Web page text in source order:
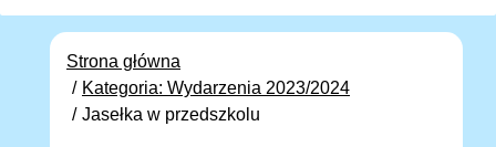
Strona główna
Kategoria: Wydarzenia 2023/2024
Jasełka w przedszkolu